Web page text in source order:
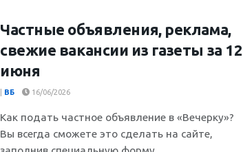
Частные объявления, реклама,
свежие вакансии из газеты за 12
июня
ВБ 16/06/2026
Как подать частное объявление в «Вечерку»?
Вы всегда сможете это сделать на сайте,